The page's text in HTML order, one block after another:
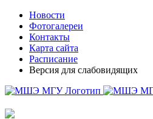
Skip
content
TelegramНовости
Фотогалереи
Контакты
Карта сайта
Расписание
Версия для слабовидящих